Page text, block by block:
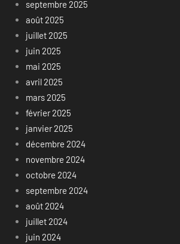
septembre 2025
août 2025
juillet 2025
juin 2025
mai 2025
avril 2025
mars 2025
février 2025
janvier 2025
décembre 2024
novembre 2024
octobre 2024
septembre 2024
août 2024
juillet 2024
juin 2024